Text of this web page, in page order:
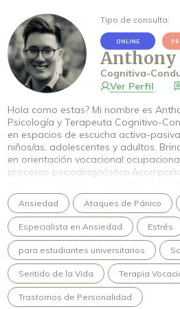
Tipo de consulta:
ONLINE
Anthony
Cognitiva-
Ver Perfil
Hola como estas? Mi nombre es
Psicología y Terapeuta Cognitivo-
en espacios de escucha activa-
niños/as, adolescentes y adultos.
en orientación vocacional
procesos
emocional. Creo en la relevancia de
auténtica, libre de juicios, donde
comprendido y acompañado/a;
confianza. Mi propósito, es ayudarte
mismo, descubrir tus fortalezas y
limita en tus acciones, repercutiendo
mental.Juntos podemos construir
sentir y actuar, para que te sientas
equilibrio. Este es un espacio cuidado
Ansiedad Ataques de Pánico
Especialista en Ansiedad Estrés
para estudiantes universitarios
Sentido de la Vida Terapia
Trastornos de Personalidad